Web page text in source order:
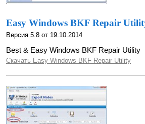
Easy Windows BKF Repair
Версия 5.8 от 19.10.2014
Best & Easy Windows BKF Repair Utility
Скачать Easy Windows BKF Repair Utility